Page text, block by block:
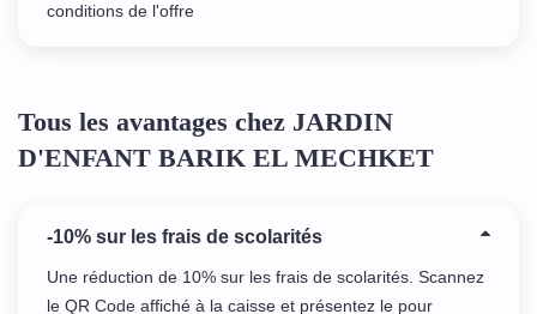
conditions de l'offre
Tous les avantages chez JARDIN
D'ENFANT BARIK EL MECHKET
-10% sur les frais de scolarités
Une réduction de 10% sur les frais de scolarités. Scannez
le QR Code affiché à la caisse et présentez le pour